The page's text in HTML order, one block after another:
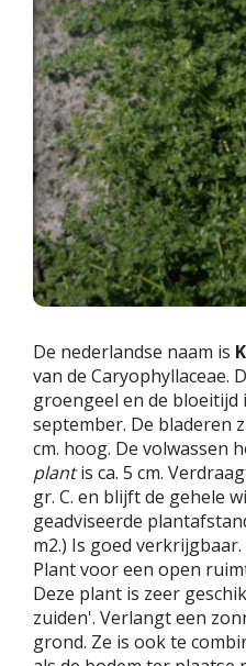
De nederlandse naam is
van de Caryophyllaceae.
groengeel en de bloeitijd
september. De bladeren
cm. hoog. De volwassen
plantis ca. 5 cm.
gr. C. en blijft de gehele
geadviseerde
m2.) Is goed verkrijgbaar.
Plant voor een open
Deze plant is zeer
zuiden'. Verlangt een
grond. Ze is ook te